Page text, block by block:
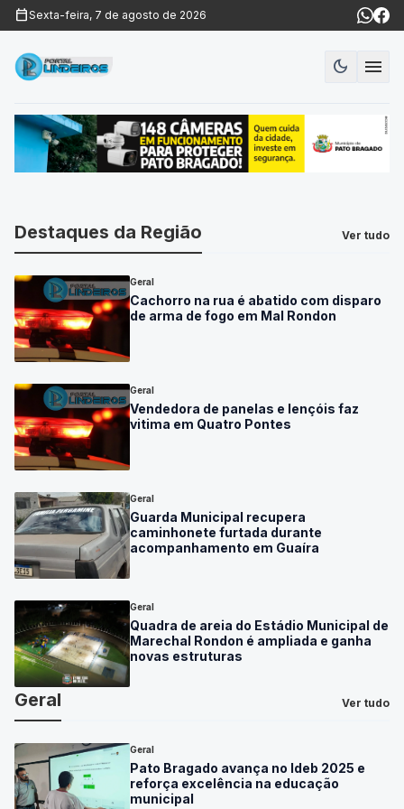
calendar_todaySexta-feira, 7 de agosto de 2026
dark_modeModo
menu
Urgente
vizinha porque mãe estava
sendo agredida pelo padrasto
Destaques da Região Ver tudo
Geral
Cachorro na rua é abatido com disparo
de arma de fogo em Mal Rondon
Geral
Vendedora de panelas e lençóis faz
vitima em Quatro Pontes
Geral
Guarda Municipal recupera
caminhonete furtada durante
acompanhamento em Guaíra
Geral
Quadra de areia do Estádio Municipal de
Marechal Rondon é ampliada e ganha
novas estruturas
Geral Ver tudo
Geral
Pato Bragado avança no Ideb 2025 e
reforça excelência na educação
municipal